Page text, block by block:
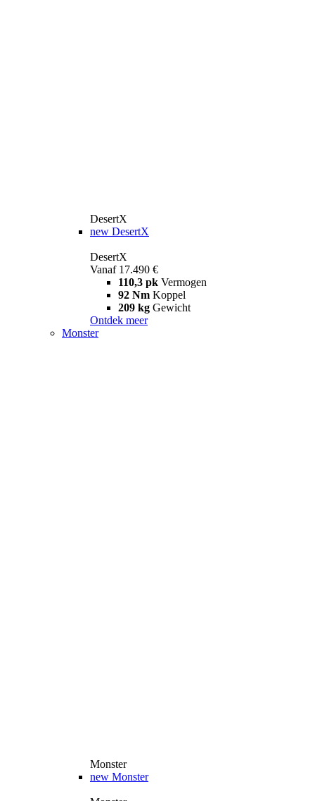
DesertX
new DesertX
DesertX
Vanaf 17.490 €
110,3 pk Vermogen
92 Nm Koppel
209 kg Gewicht
Ontdek meer
Monster
Monster
new Monster